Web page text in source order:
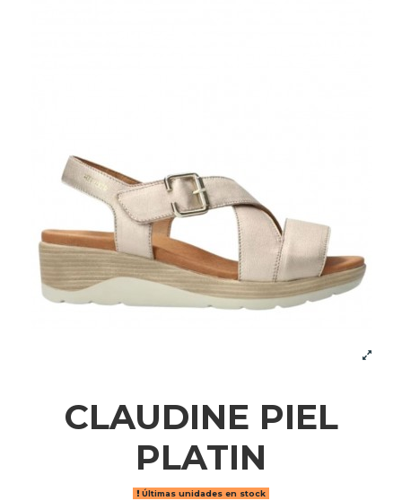
CLAUDINE PIEL
PLATIN
Últimas unidades en stock